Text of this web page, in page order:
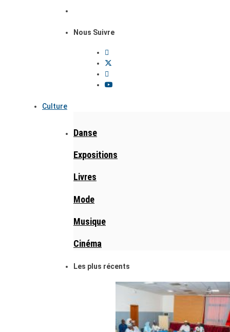
Nous Suivre
Culture
Danse
Expositions
Livres
Mode
Musique
Cinéma
Les plus récents